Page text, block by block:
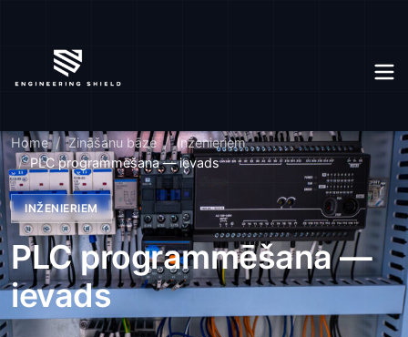
Home Zināšanu bāze
Inženieriem
PLC programmēšana — ievads
INŽENIERIEM
PLC programmēšana —
ievads